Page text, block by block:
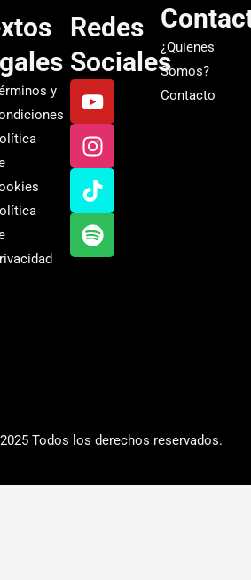
y
Redes
Sociales
Y
o
u
t
u
b
e
I
n
s
t
a
g
r
a
T
i
k
t
o
k
S
p
o
t
i
f
y
¿Quienes
Somos?
Contacto
Todos los derechos reservados.